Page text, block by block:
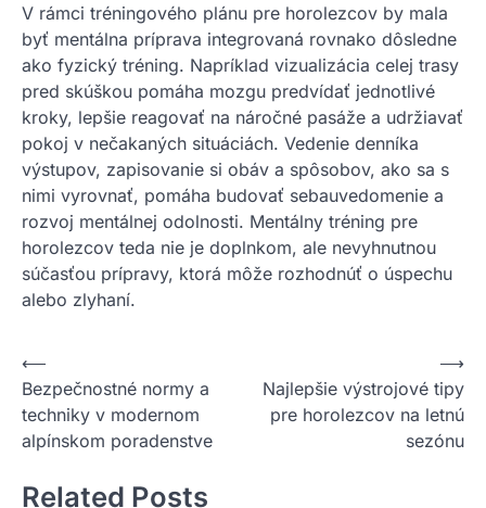
V rámci tréningového plánu pre horolezcov by mala
byť mentálna príprava integrovaná rovnako dôsledne
ako fyzický tréning. Napríklad vizualizácia celej trasy
pred skúškou pomáha mozgu predvídať jednotlivé
kroky, lepšie reagovať na náročné pasáže a udržiavať
pokoj v nečakaných situáciách. Vedenie denníka
výstupov, zapisovanie si obáv a spôsobov, ako sa s
nimi vyrovnať, pomáha budovať sebauvedomenie a
rozvoj mentálnej odolnosti. Mentálny tréning pre
horolezcov teda nie je doplnkom, ale nevyhnutnou
súčasťou prípravy, ktorá môže rozhodnúť o úspechu
alebo zlyhaní.
Nawigacja
wpisu
⟵
Bezpečnostné normy a
techniky v modernom
alpínskom poradenstve
Najlepšie výstrojové tipy
pre horolezcov na letnú
sezónu
⟶
Related Posts